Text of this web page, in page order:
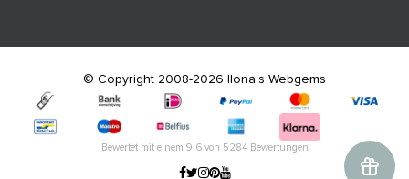
© Copyright 2008-2026 Ilona's Webgems
Bewertet mit einem 9.6von 5284Bewertungen